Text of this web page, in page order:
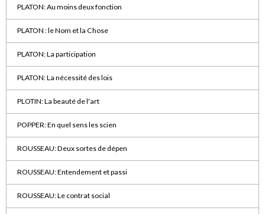
PLATON: Au moins deux fonction
PLATON : le Nom et la Chose
PLATON: La participation
PLATON: La nécessité des lois
PLOTIN: La beauté de l'art
POPPER: En quel sens les scien
ROUSSEAU: Deux sortes de dépen
ROUSSEAU: Entendement et passi
ROUSSEAU: Le contrat social